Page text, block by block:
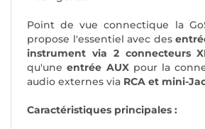
Point de vue connectique la
propose l'essentiel avec des
instrument via 2 connecteurs
qu'uneentrée AUXpour la
audio externes via RCA et mini-
Caractéristiques principales :